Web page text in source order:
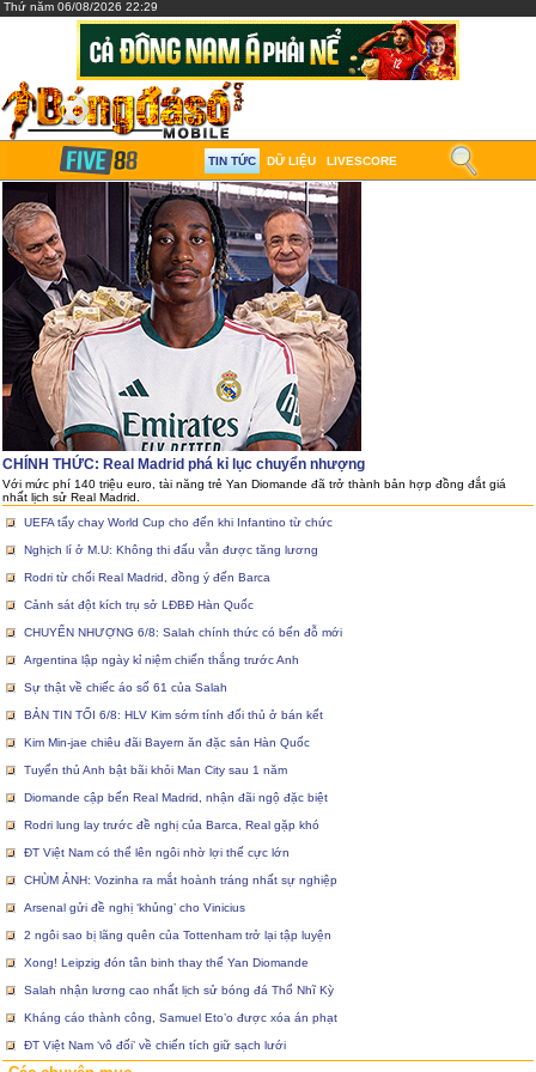
Thứ năm 06/08/2026 22:29
TIN TỨC DỮ LIỆU LIVESCORE
CHÍNH THỨC: Real Madrid phá kỉ lục chuyển nhượng
Với mức phí 140 triệu euro, tài năng trẻ Yan Diomande đã trở thành bản hợp đồng đắt giá
nhất lịch sử Real Madrid.
UEFA tẩy chay World Cup cho đến khi Infantino từ chức
Nghịch lí ở M.U: Không thi đấu vẫn được tăng lương
Rodri từ chối Real Madrid, đồng ý đến Barca
Cảnh sát đột kích trụ sở LĐBĐ Hàn Quốc
CHUYỂN NHƯỢNG 6/8: Salah chính thức có bến đỗ mới
Argentina lập ngày kỉ niệm chiến thắng trước Anh
Sự thật về chiếc áo số 61 của Salah
BẢN TIN TỐI 6/8: HLV Kim sớm tính đối thủ ở bán kết
Kim Min-jae chiêu đãi Bayern ăn đặc sản Hàn Quốc
Tuyển thủ Anh bật bãi khỏi Man City sau 1 năm
Diomande cập bến Real Madrid, nhận đãi ngộ đặc biệt
Rodri lung lay trước đề nghị của Barca, Real gặp khó
ĐT Việt Nam có thể lên ngôi nhờ lợi thế cực lớn
CHÙM ẢNH: Vozinha ra mắt hoành tráng nhất sự nghiệp
Arsenal gửi đề nghị ‘khủng’ cho Vinicius
2 ngôi sao bị lãng quên của Tottenham trở lại tập luyện
Xong! Leipzig đón tân binh thay thế Yan Diomande
Salah nhận lương cao nhất lịch sử bóng đá Thổ Nhĩ Kỳ
Kháng cáo thành công, Samuel Eto’o được xóa án phạt
ĐT Việt Nam ‘vô đối’ về chiến tích giữ sạch lưới